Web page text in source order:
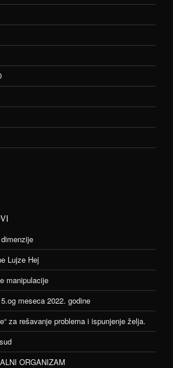
Lujze Hej
manipulacije
meseca 2022. godine
za rešavanje problema i ispunjenje želja.
ORGANIZAM